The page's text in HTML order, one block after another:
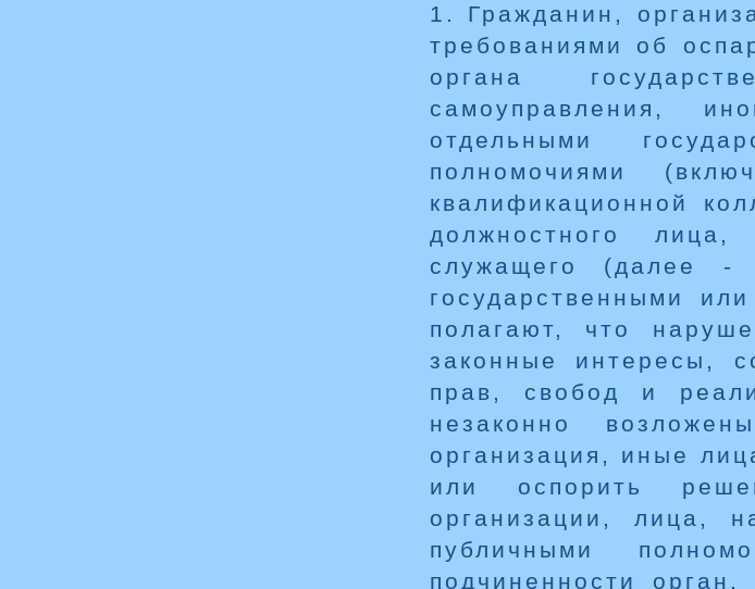
1. Гражданин,
требованиями об
органа
самоуправления,
отдельными
полномочиями
квалификационной
должностного лица,
служащего (далее -
государственными
полагают, что
законные интересы,
прав, свобод и
незаконно
организация, иные
или оспорить
организации, лица,
публичными
подчиненности